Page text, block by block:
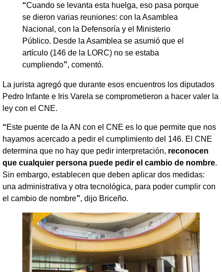
“Cuando se levanta esta huelga, eso pasa porque
se dieron varias reuniones: con la Asamblea
Nacional, con la Defensoría y el Ministerio
Público. Desde la Asamblea se asumió que el
artículo (146 de la LORC) no se estaba
cumpliendo”, comentó.
La jurista agregó que durante esos encuentros los diputados
Pedro Infante e Iris Varela se comprometieron a hacer valer la
ley con el CNE.
“Este puente de la AN con el CNE es lo que permite que nos
hayamos acercado a pedir el cumplimiento del 146. El CNE
determina que no hay que pedir interpretación, reconocen
que cualquier persona puede pedir el cambio de nombre.
Sin embargo, establecen que deben aplicar dos medidas:
una administrativa y otra tecnológica, para poder cumplir con
el cambio de nombre”, dijo Briceño.